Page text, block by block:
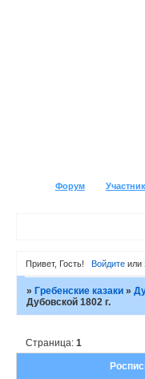
Форум
Привет, Гость! Войдитеили
»Гребенские казаки »
Дубовской 1802 г.
Страница:1